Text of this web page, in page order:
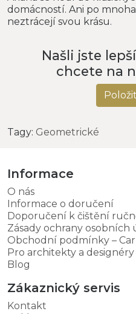
domácností. Ani po
neztrácejí svou krásu.
Našli jste
chcete na
Tagy: Geometrické
Informace
O nás
Informace o doručení
Doporučení k čištění
Zásady ochrany osobních
Obchodní podmínky –
Pro architekty a
Blog
Zákaznický servis
Kontakt